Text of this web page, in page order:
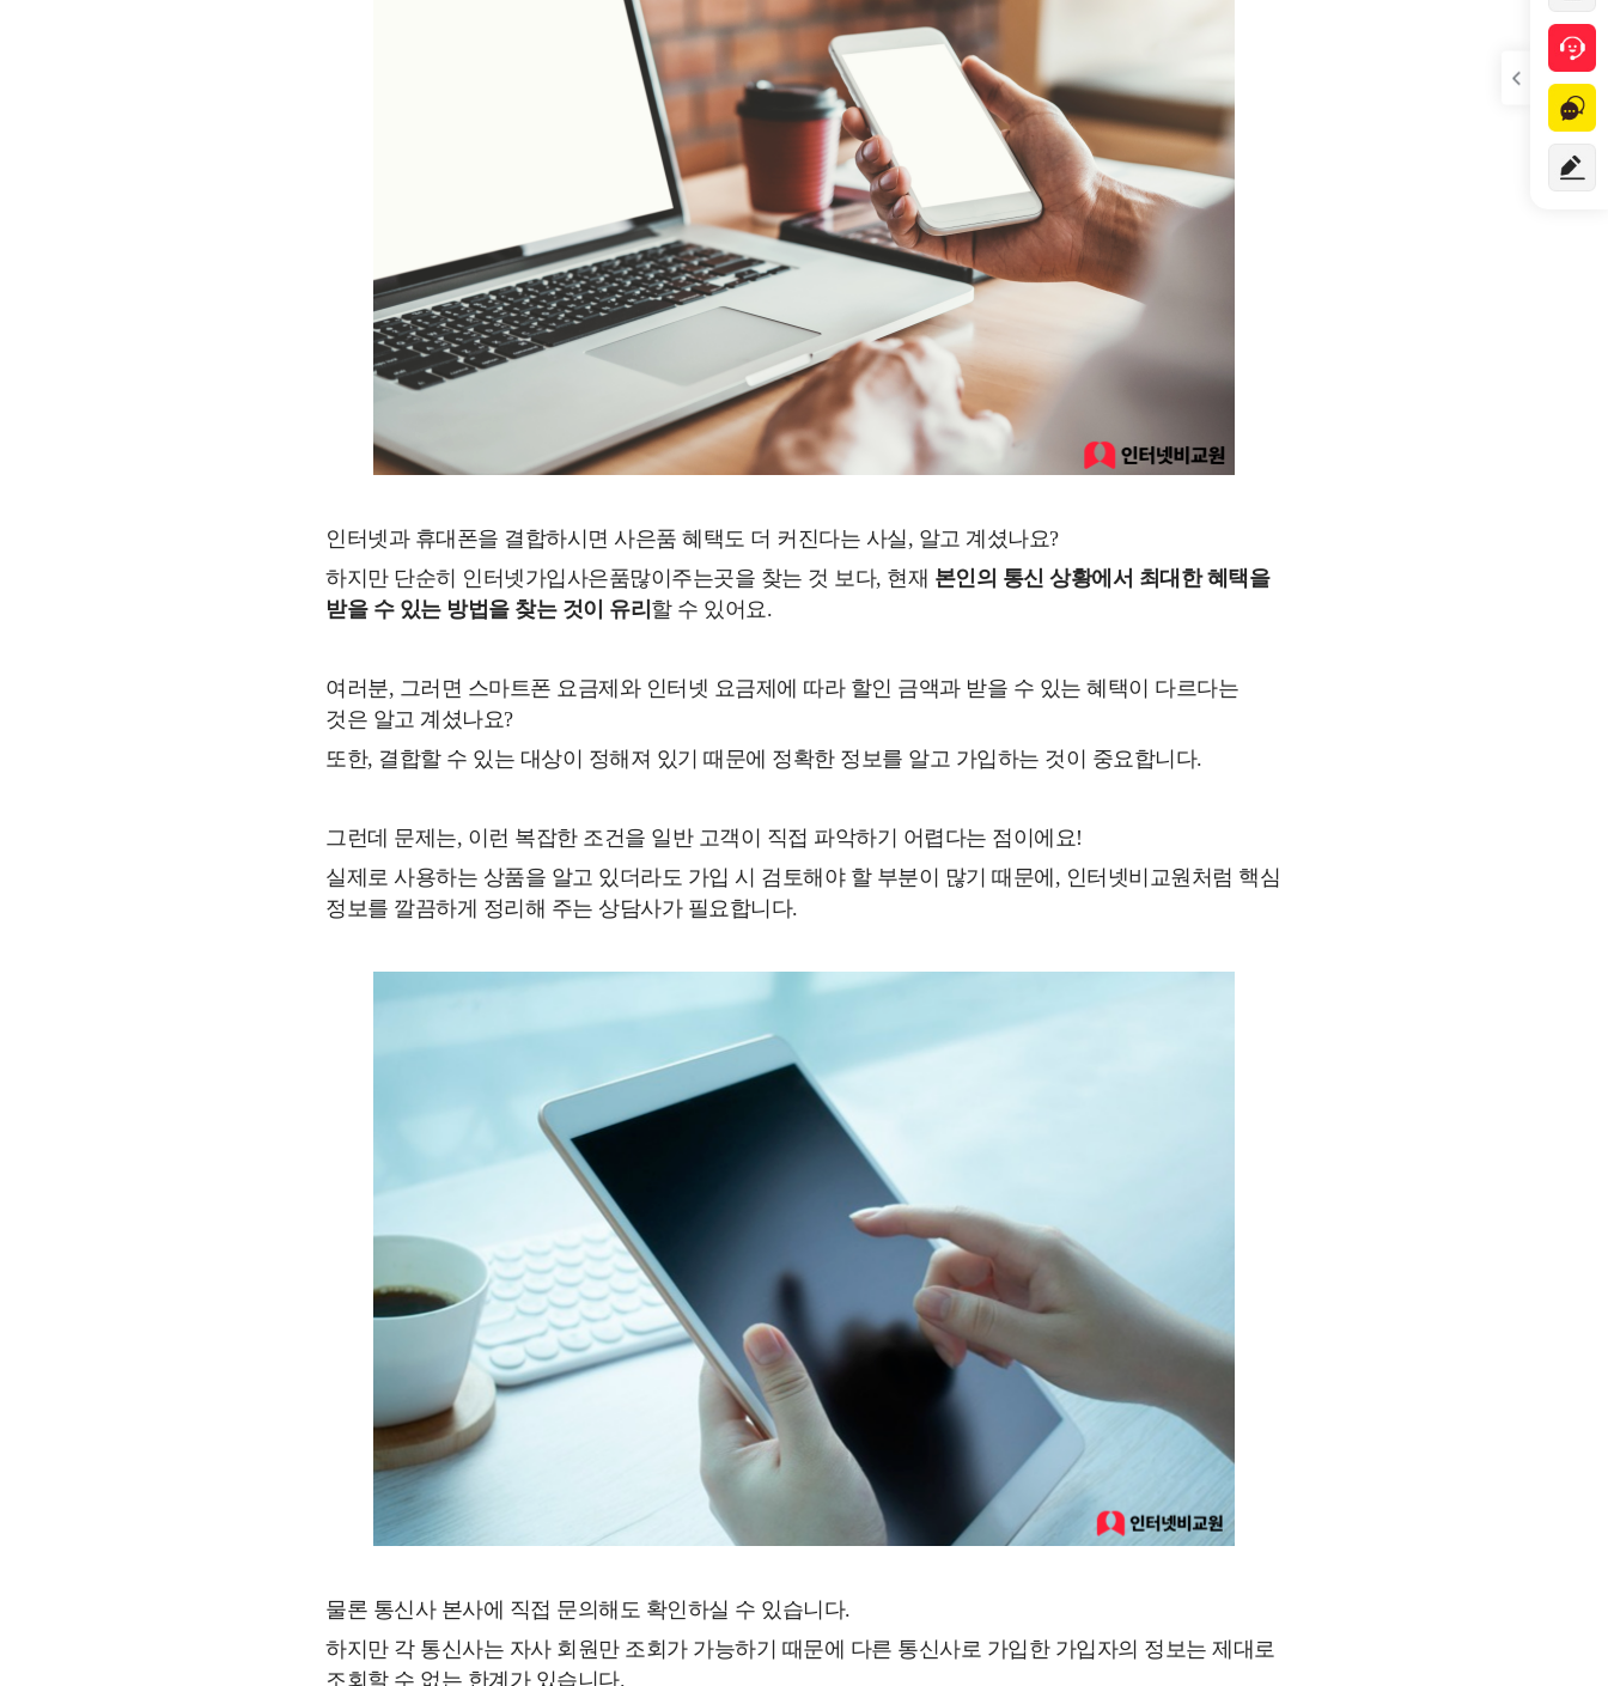
인터넷과 휴대폰을 결합하시면 사은품 혜택도 더 커진다는 사실, 알고 계셨나요?
하지만 단순히 인터넷가입사은품많이주는곳을 찾는 것 보다, 현재 본인의 통신 상황에서 최대한 혜택을
받을 수 있는 방법을 찾는 것이 유리 할 수 있어요.
여러분, 그러면 스마트폰 요금제와 인터넷 요금제에 따라 할인 금액과 받을 수 있는 혜택이 다르다는
것은 알고 계셨나요?
또한, 결합할 수 있는 대상이 정해져 있기 때문에 정확한 정보를 알고 가입하는 것이 중요합니다.
그런데 문제는, 이런 복잡한 조건을 일반 고객이 직접 파악하기 어렵다는 점이에요!
실제로 사용하는 상품을 알고 있더라도 가입 시 검토해야 할 부분이 많기 때문에, 인터넷비교원처럼 핵심
정보를 깔끔하게 정리해 주는 상담사가 필요합니다.
물론 통신사 본사에 직접 문의해도 확인하실 수 있습니다.
하지만 각 통신사는 자사 회원만 조회가 가능하기 때문에 다른 통신사로 가입한 가입자의 정보는 제대로
조회할 수 없는 한계가 있습니다.